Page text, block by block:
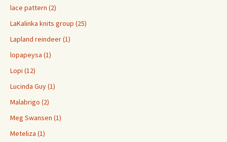
lace pattern (2)
LaKalinka knits group (25)
Lapland reindeer (1)
lopapeysa (1)
Lopi (12)
Lucinda Guy (1)
Malabrigo (2)
Meg Swansen (1)
Meteliza (1)